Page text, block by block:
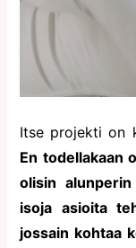
Itse projekti on
En todellakaan
olisin
isoja asioita
jossain kohtaa